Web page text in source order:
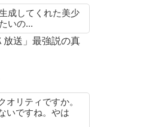
成してくれた美少
いの...
放送」最強説の真
オリティですか。
いですね。やは